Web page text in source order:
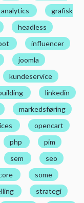
grafisk
headless
influencer
joomla
kundeservice
linkedin
markedsføring
opencart
php
pim
sem
seo
some
strategi